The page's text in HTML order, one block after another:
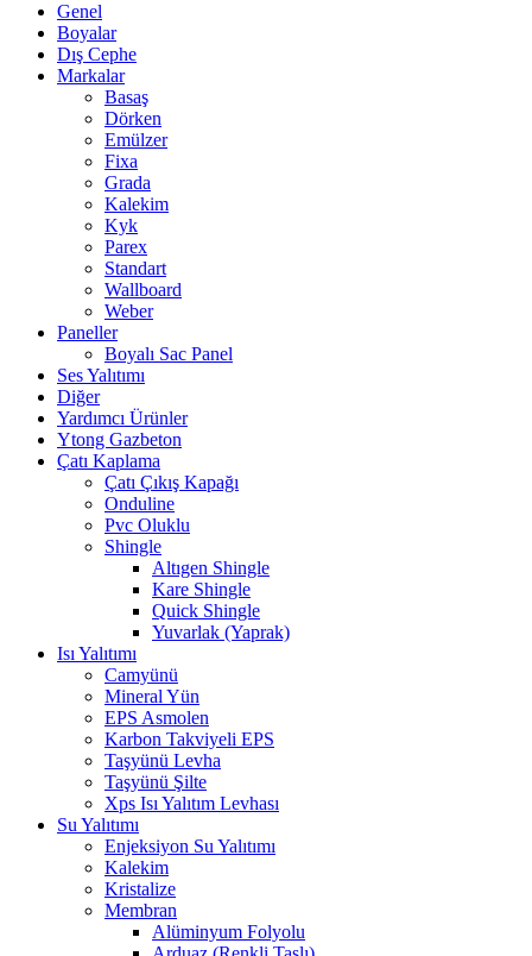
Genel
Boyalar
Dış Cephe
Markalar
Basaş
Dörken
Emülzer
Fixa
Grada
Kalekim
Kyk
Parex
Standart
Wallboard
Weber
Paneller
Boyalı Sac Panel
Ses Yalıtımı
Diğer
Yardımcı Ürünler
Ytong Gazbeton
Çatı Kaplama
Çatı Çıkış Kapağı
Onduline
Pvc Oluklu
Shingle
Altıgen Shingle
Kare Shingle
Quick Shingle
Yuvarlak (Yaprak)
Isı Yalıtımı
Camyünü
Mineral Yün
EPS Asmolen
Karbon Takviyeli EPS
Taşyünü Levha
Taşyünü Şilte
Xps Isı Yalıtım Levhası
Su Yalıtımı
Enjeksiyon Su Yalıtımı
Kalekim
Kristalize
Membran
Alüminyum Folyolu